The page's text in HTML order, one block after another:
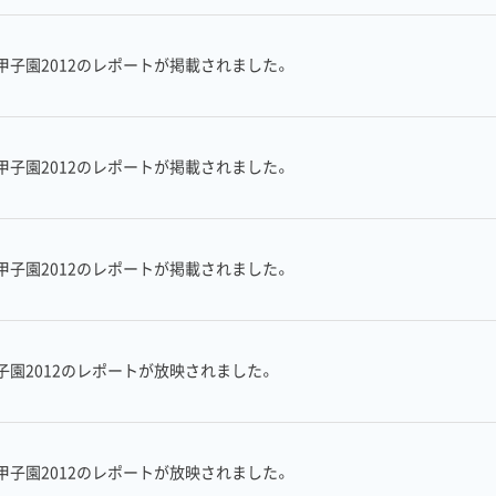
子園2012のレポートが掲載されました。
子園2012のレポートが掲載されました。
子園2012のレポートが掲載されました。
2012のレポートが放映されました。
子園2012のレポートが放映されました。